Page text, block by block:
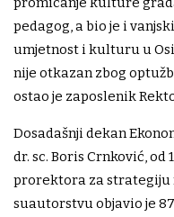
pedagog, a bio je i
umjetnost i kulturu u
nije otkazan zbog
ostao je zaposlenik
Dosadašnji dekan
dr. sc. Boris Crnković, od
prorektora za strategiju
suautorstvu objavio je